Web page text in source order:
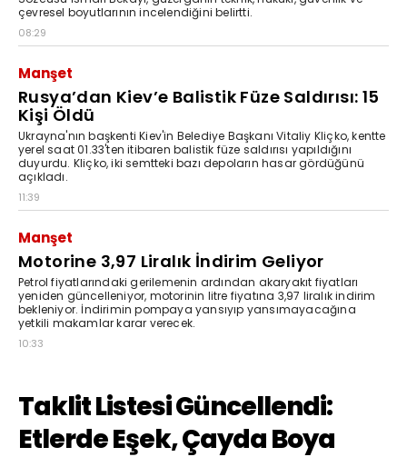
çevresel boyutlarının incelendiğini belirtti.
08:29
Manşet
Rusya’dan Kiev’e Balistik Füze Saldırısı: 15
Kişi Öldü
Ukrayna'nın başkenti Kiev'in Belediye Başkanı Vitaliy Kliçko, kentte
yerel saat 01.33'ten itibaren balistik füze saldırısı yapıldığını
duyurdu. Kliçko, iki semtteki bazı depoların hasar gördüğünü
açıkladı.
11:39
Manşet
Motorine 3,97 Liralık İndirim Geliyor
Petrol fiyatlarındaki gerilemenin ardından akaryakıt fiyatları
yeniden güncelleniyor, motorinin litre fiyatına 3,97 liralık indirim
bekleniyor. İndirimin pompaya yansıyıp yansımayacağına
yetkili makamlar karar verecek.
10:33